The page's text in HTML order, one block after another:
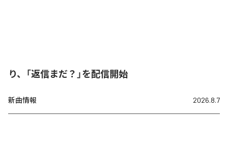
り、「返信まだ？」を配信開始
新曲情報 2026.8.7